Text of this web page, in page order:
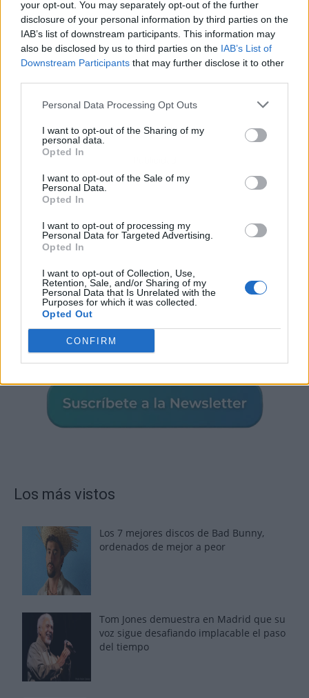
your opt-out. You may separately opt-out of the further
disclosure of your personal information by third parties on the
IAB’s list of downstream participants. This information may
also be disclosed by us to third parties on the IAB’s List of
Downstream Participants that may further disclose it to other
Personal Data Processing Opt Outs
I want to opt-out of the Sharing of my
personal data.
Opted In
I want to opt-out of the Sale of my
Personal Data.
Opted In
I want to opt-out of processing my
Personal Data for Targeted Advertising.
Opted In
I want to opt-out of Collection, Use,
Retention, Sale, and/or Sharing of my
Personal Data that Is Unrelated with the
Purposes for which it was collected.
Opted Out
CONFIRM
Los más vistos
Los 7 mejores discos de Bad Bunny,
ordenados de mejor a peor
Tom Jones demuestra en Madrid que su
voz sigue desafiando implacable el paso
del tiempo